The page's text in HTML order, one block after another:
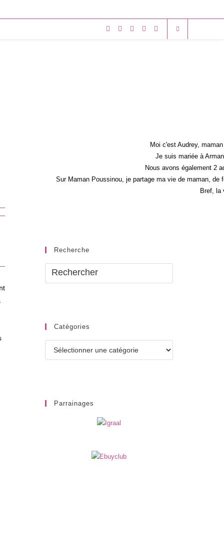
Moi c'est Audrey,
Je suis mariée à
Nous avons également 2
Sur Maman Poussinou, je partage ma vie de maman,
Bref, la
Recherche
Catégories
Parrainages